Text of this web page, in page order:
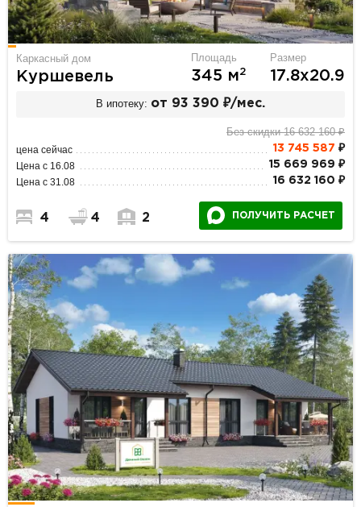
Каркасный дом
Куршевель
Площадь
345 м2
Размер
17.8х20.9
В ипотеку: от 93 390 ₽/мес.
Без скидки 16 632 160 ₽
цена сейчас 13 745 587 ₽
Цена с 16.08 15 669 969 ₽
Цена с 31.08 16 632 160 ₽
4 4 2 ПОЛУЧИТЬ РАСЧЕТ